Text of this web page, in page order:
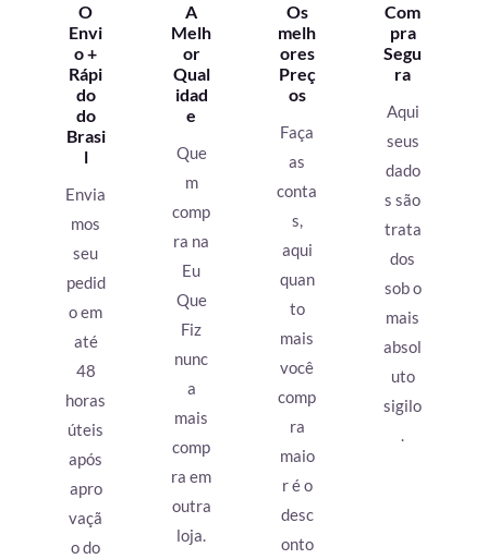
O
Envi
o +
Rápi
do
do
Brasi
l
Envia
mos
seu
pedid
o em
até
48
horas
úteis
após
apro
vaçã
o do
A
Melh
or
Qual
idad
e
Que
m
comp
ra na
Eu
Que
Fiz
nunc
a
mais
comp
ra em
outra
loja.
Os
melh
ores
Preç
os
Faça
as
conta
s,
aqui
quan
to
mais
você
comp
ra
maio
r é o
desc
onto
Com
pra
Segu
ra
Aqui
seus
dado
s são
trata
dos
sob o
mais
absol
uto
sigilo
.